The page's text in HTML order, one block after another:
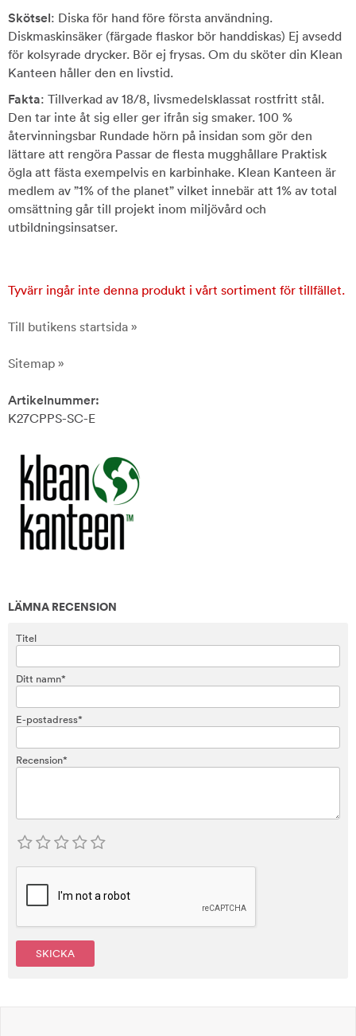
Skötsel: Diska för hand före första användning.
Diskmaskinsäker (färgade flaskor bör handdiskas) Ej avsedd
för kolsyrade drycker. Bör ej frysas. Om du sköter din Klean
Kanteen håller den en livstid.
Fakta: Tillverkad av 18/8, livsmedelsklassat rostfritt stål.
Den tar inte åt sig eller ger ifrån sig smaker. 100 %
återvinningsbar Rundade hörn på insidan som gör den
lättare att rengöra Passar de flesta mugghållare Praktisk
ögla att fästa exempelvis en karbinhake. Klean Kanteen är
medlem av ”1% of the planet” vilket innebär att 1% av total
omsättning går till projekt inom miljövård och
utbildningsinsatser.
Tyvärr ingår inte denna produkt i vårt sortiment för tillfället.
Till butikens startsida »
Sitemap »
Artikelnummer:
K27CPPS-SC-E
LÄMNA RECENSION
Titel
Ditt namn*
E-postadress*
Recension*
SKICKA